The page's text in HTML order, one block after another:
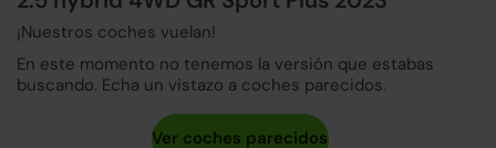
¡Nuestros coches vuelan!
En este momento no tenemos la versión que estabas
buscando. Echa un vistazo a coches parecidos.